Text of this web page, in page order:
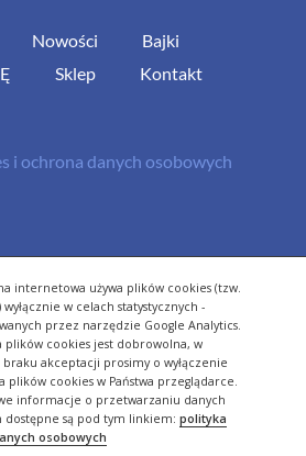
internetowa używa plików cookies (tzw.
wyłącznie w celach statystycznych -
przez narzędzie Google Analytics.
plików cookies jest dobrowolna, w
akceptacji prosimy o wyłączenie
plików cookies w Państwa przeglądarce.
informacje o przetwarzaniu danych
dostępne są pod tym linkiem: polityka
osobowych
Nowości
Bajki
Sklep Kontakt
i ochrona danych osobowych
- tworzenie stron www